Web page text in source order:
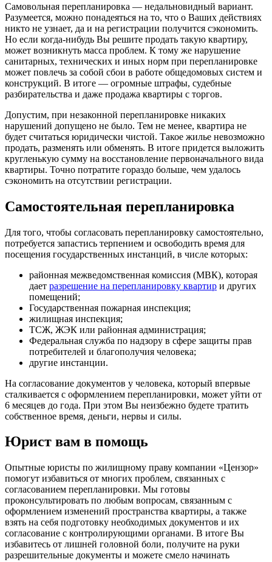
Самовольная перепланировка — недальновидный вариант.
Разумеется, можно понадеяться на то, что о Ваших действиях
никто не узнает, да и на регистрации получится сэкономить.
Но если когда-нибудь Вы решите продать такую квартиру,
может возникнуть масса проблем. К тому же нарушение
санитарных, технических и иных норм при перепланировке
может повлечь за собой сбои в работе общедомовых систем и
конструкций. В итоге — огромные штрафы, судебные
разбирательства и даже продажа квартиры с торгов.
Допустим, при незаконной перепланировке никаких
нарушений допущено не было. Тем не менее, квартира не
будет считаться юридически чистой. Такое жилье невозможно
продать, разменять или обменять. В итоге придется выложить
кругленькую сумму на восстановление первоначального вида
квартиры. Точно потратите гораздо больше, чем удалось
сэкономить на отсутствии регистрации.
Самостоятельная перепланировка
Для того, чтобы согласовать перепланировку самостоятельно,
потребуется запастись терпением и освободить время для
посещения государственных инстанций, в числе которых:
районная межведомственная комиссия (МВК), которая
дает разрешение на перепланировку квартир и других
помещений;
Государственная пожарная инспекция;
жилищная инспекция;
ТСЖ, ЖЭК или районная администрация;
Федеральная служба по надзору в сфере защиты прав
потребителей и благополучия человека;
другие инстанции.
На согласование документов у человека, который впервые
сталкивается с оформлением перепланировки, может уйти от
6 месяцев до года. При этом Вы неизбежно будете тратить
собственное время, деньги, нервы и силы.
Юрист вам в помощь
Опытные юристы по жилищному праву компании «Цензор»
помогут избавиться от многих проблем, связанных с
согласованием перепланировки. Мы готовы
проконсультировать по любым вопросам, связанным с
оформлением изменений пространства квартиры, а также
взять на себя подготовку необходимых документов и их
согласование с контролирующими органами. В итоге Вы
избавитесь от лишней головной боли, получите на руки
разрешительные документы и можете смело начинать